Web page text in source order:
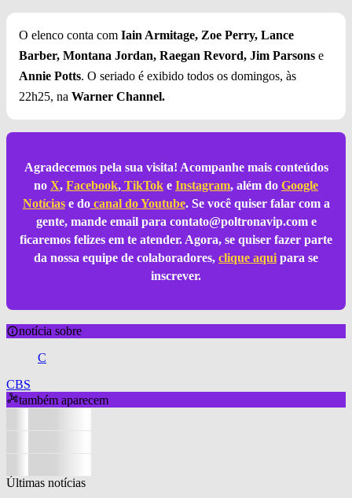
O elenco conta com Iain Armitage, Zoe Perry, Lance
Barber, Montana Jordan, Raegan Revord, Jim Parsons e
Annie Potts. O seriado é exibido todos os domingos, às
22h25, na Warner Channel.
Agradecemos pela sua visita! Acompanhe mais conteúdos
no X, Facebook, TikTok e Instagram, além do Google
Notíciase docanal do Youtube. Se você quiser falar com a
gente, mande email para contato@poltronavip.come
ficaremos felizes em te atender. Agora, se quiser fazer parte
da nossa equipe de colaboradores, clique aqui para se
inscrever.
notícia sobre
C
CBS
também aparecem
Últimas notícias